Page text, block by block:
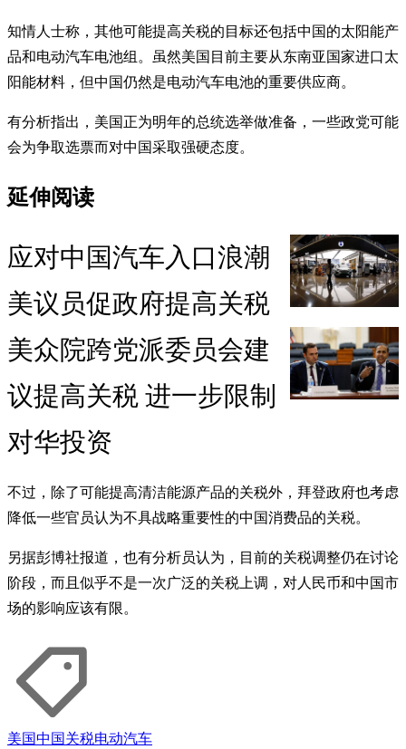
知情人士称，其他可能提高关税的目标还包括中国的太阳能产
品和电动汽车电池组。虽然美国目前主要从东南亚国家进口太
阳能材料，但中国仍然是电动汽车电池的重要供应商。
有分析指出，美国正为明年的总统选举做准备，一些政党可能
会为争取选票而对中国采取强硬态度。
延伸阅读
应对中国汽车入口浪潮
美议员促政府提高关税
美众院跨党派委员会建
议提高关税 进一步限制
对华投资
不过，除了可能提高清洁能源产品的关税外，拜登政府也考虑
降低一些官员认为不具战略重要性的中国消费品的关税。
另据彭博社报道，也有分析员认为，目前的关税调整仍在讨论
阶段，而且似乎不是一次广泛的关税上调，对人民币和中国市
场的影响应该有限。
美国中国关税电动汽车